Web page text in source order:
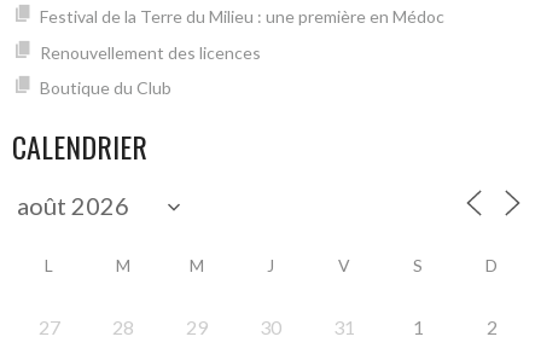
Festival de la Terre du Milieu : une première en Médoc
Renouvellement des licences
Boutique du Club
CALENDRIER
L M M J V S D
27 28 29 30 31 1 2